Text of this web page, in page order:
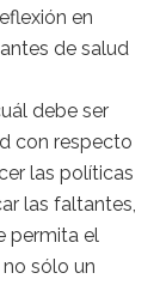
en
de salud
debe ser
con respecto
las políticas
las faltantes,
permita el
sólo un